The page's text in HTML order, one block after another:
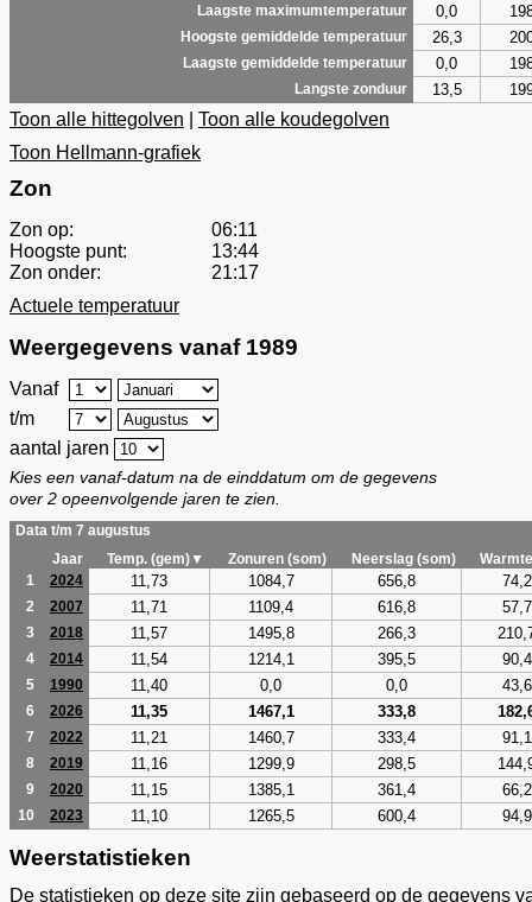
Laagste maximumtemperatuur 0,0
Hoogste gemiddelde temperatuur 26,3
Laagste gemiddelde temperatuur 0,0
Langste zonduur 13,5
Toon alle hittegolven
Toon alle koudegolven
Toon Hellmann-grafiek
Zon
Zon op:
06:11
Hoogste punt:
13:44
Zon onder:
21:17
Actuele temperatuur
Weergegevens vanaf 1989
Vanaf
t/m
aantal jaren
Kies een vanaf-datum na de einddatum om de gegevens
over 2 opeenvolgende jaren te zien.
Data t/m 7 augustus
Jaar
Temp. (gem)▼ Zonuren (som) Neerslag (som)
1
2024 11,73 1084,7 656,8 74,2
2 2007 11,71 1109,4 616,8 57,7
3 2018 11,57 1495,8 266,3
4 2014 11,54 1214,1 395,5 90,4
5 1990 11,40 0,0 0,0 43,6
6 2026 11,35 1467,1 333,8
7 2022 11,21 1460,7 333,4 91,1
8 2019 11,16 1299,9 298,5
9 2020 11,15 1385,1 361,4 66,2
10 2023 11,10 1265,5 600,4 94,9
Weerstatistieken
De statistieken op deze site zijn gebaseerd op de gegevens